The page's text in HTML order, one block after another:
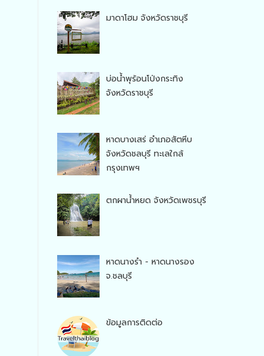
มาดาโฮม จังหวัดราชบุรี
บ่อน้ำพุร้อนโป่งกระทิง
จังหวัดราชบุรี
หาดบางเสร่ อำเภอสัตหีบ
จังหวัดชลบุรี ทะเลใกล้
กรุงเทพฯ
ตกผาน้ำหยด จังหวัดเพชรบุรี
หาดนางรำ - หาดนางรอง
จ.ชลบุรี
ข้อมูลการติดต่อ